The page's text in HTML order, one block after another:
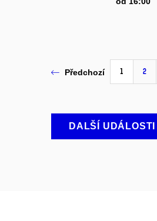
Předchozí 1 2
DALŠÍ UDÁLOSTI